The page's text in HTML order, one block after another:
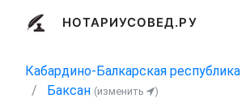
НОТАРИУСОВЕД.РУ
Кабардино-Балкарская республика
Баксан (изменить )